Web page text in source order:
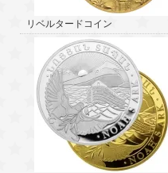
リベルタードコイン